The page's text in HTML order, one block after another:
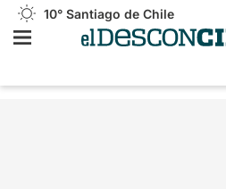
10° Santiago de Chile